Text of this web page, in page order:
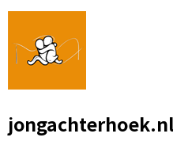
Skip
content
jongachterhoek.nl